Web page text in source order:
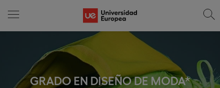
GRADO EN DISEÑO DE MODA*